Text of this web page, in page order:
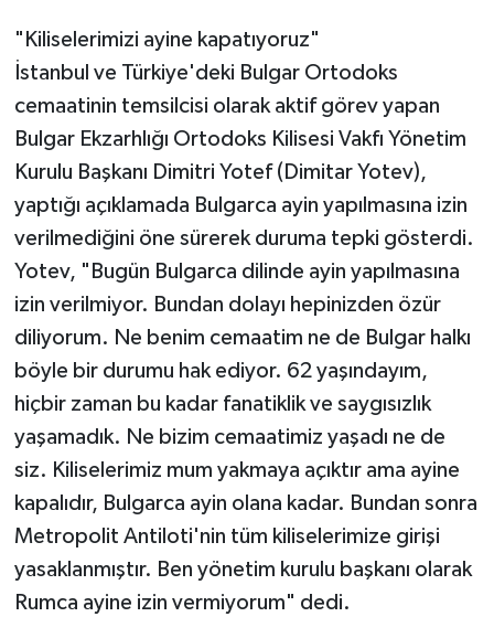
"Kiliselerimizi ayine kapatıyoruz"
İstanbul ve Türkiye'deki Bulgar Ortodoks
cemaatinin temsilcisi olarak aktif görev yapan
Bulgar Ekzarhlığı Ortodoks Kilisesi Vakfı Yönetim
Kurulu Başkanı Dimitri Yotef (Dimitar Yotev),
yaptığı açıklamada Bulgarca ayin yapılmasına izin
verilmediğini öne sürerek duruma tepki gösterdi.
Yotev, "Bugün Bulgarca dilinde ayin yapılmasına
izin verilmiyor. Bundan dolayı hepinizden özür
diliyorum. Ne benim cemaatim ne de Bulgar halkı
böyle bir durumu hak ediyor. 62 yaşındayım,
hiçbir zaman bu kadar fanatiklik ve saygısızlık
yaşamadık. Ne bizim cemaatimiz yaşadı ne de
siz. Kiliselerimiz mum yakmaya açıktır ama ayine
kapalıdır, Bulgarca ayin olana kadar. Bundan sonra
Metropolit Antiloti'nin tüm kiliselerimize girişi
yasaklanmıştır. Ben yönetim kurulu başkanı olarak
Rumca ayine izin vermiyorum" dedi.